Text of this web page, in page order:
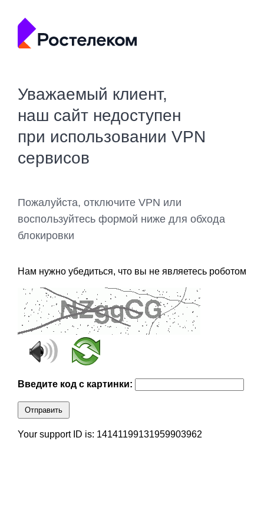
Уважаемый клиент,
наш сайт недоступен
при использовании VPN
сервисов
Пожалуйста, отключите VPN или
воспользуйтесь формой ниже для обхода
блокировки
Нам нужно убедиться, что вы не являетесь роботом
Введите код с картинки:
Отправить
Your support ID is: 14141199131959903962